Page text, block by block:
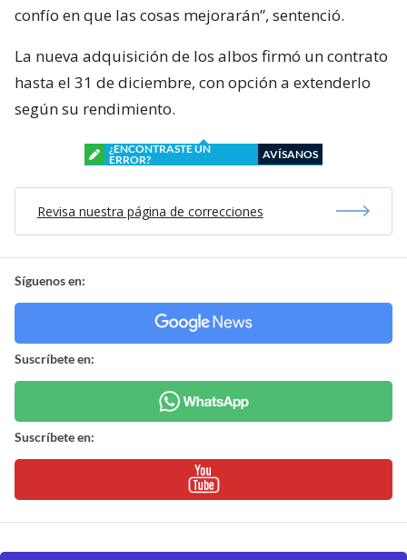
confío en que las cosas mejorarán”, sentenció.
La nueva adquisición de los albos firmó un contrato
hasta el 31 de diciembre, con opción a extenderlo
según su rendimiento.
¿ENCONTRASTE UN
ERROR?
AVÍSANOS
Revisa nuestra página de correcciones
Síguenos en:
Suscríbete en:
Suscríbete en: